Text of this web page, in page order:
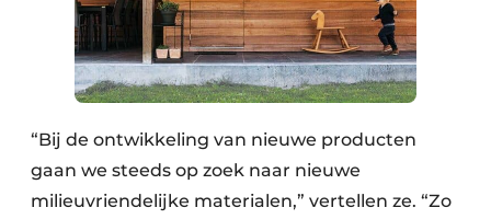
“Bij de ontwikkeling van nieuwe producten
gaan we steeds op zoek naar nieuwe
milieuvriendelijke materialen,” vertellen ze. “Zo